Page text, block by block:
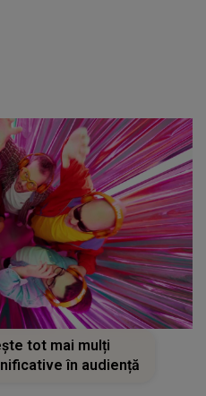
tot mai mulți
în audiență